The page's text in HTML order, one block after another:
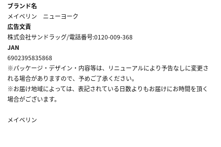
ブランド名
メイベリン ニューヨーク
広告文責
株式会社サンドラッグ/電話番号:0120-009-368
JAN
6902395835868
※パッケージ・デザイン・内容等は、リニューアルにより予告なしに変更さ
れる場合がありますので、予めご了承ください。
※お届け地域によっては、表記されている日数よりもお届けにお時間を頂く
場合がございます。
メイベリン